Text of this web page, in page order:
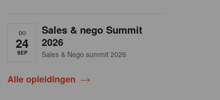
DO
24
SEP
Sales & nego Summit
2026
Sales & Nego summit 2026
Alle opleidingen